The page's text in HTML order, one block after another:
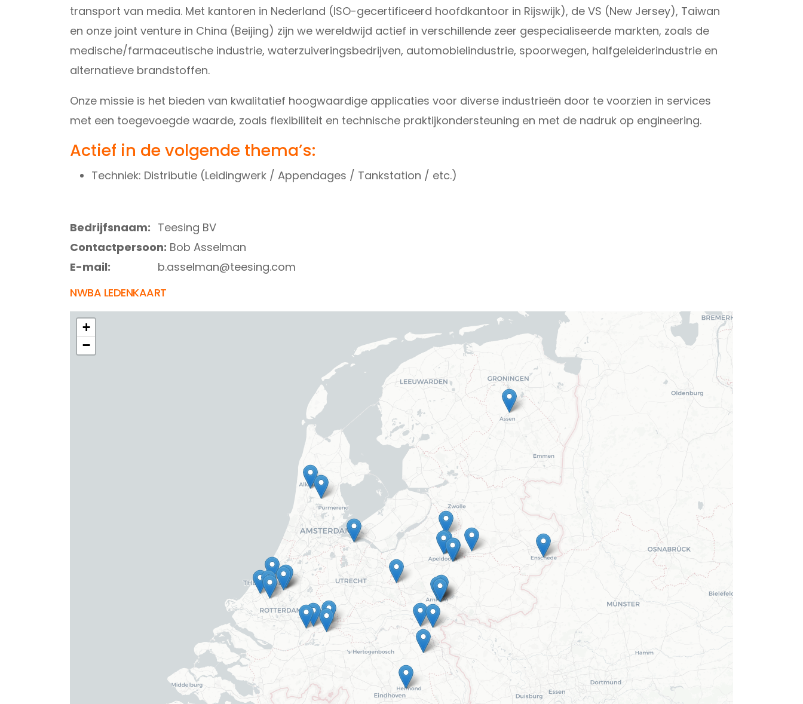
transport van media. Met kantoren in Nederland (ISO-gecertificeerd hoofdkantoor in Rijswijk), de VS (New Jersey), Taiwan
en onze joint venture in China (Beijing) zijn we wereldwijd actief in verschillende zeer gespecialiseerde markten, zoals de
medische/farmaceutische industrie, waterzuiveringsbedrijven, automobielindustrie, spoorwegen, halfgeleiderindustrie en
alternatieve brandstoffen.
Onze missie is het bieden van kwalitatief hoogwaardige applicaties voor diverse industrieën door te voorzien in services
met een toegevoegde waarde, zoals flexibiliteit en technische praktijkondersteuning en met de nadruk op engineering.
Actief in de volgende thema’s:
Techniek: Distributie (Leidingwerk / Appendages / Tankstation / etc.)
Bedrijfsnaam: Teesing BV
Contactpersoon: Bob Asselman
E-mail:
b.asselman@teesing.com
NWBA LEDENKAART
+
−